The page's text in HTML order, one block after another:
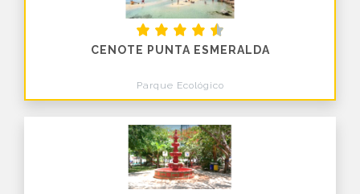
CENOTE PUNTA ESMERALDA
Parque Ecológico